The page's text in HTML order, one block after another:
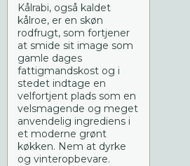
Kålrabi, også kaldet
kålroe, er en skøn
rodfrugt, som fortjener
at smide sit image som
gamle dages
fattigmandskost og i
stedet indtage en
velfortjent plads som en
velsmagende og meget
anvendelig ingrediens i
et moderne grønt
køkken. Nem at dyrke
og vinteropbevare.